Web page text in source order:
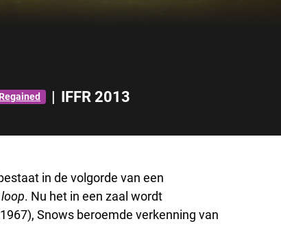
| IFFR 2013
in de volgorde van een
loop. Nu het in een zaal wordt
Snows beroemde verkenning van